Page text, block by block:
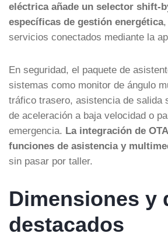
eléctrica añade un selector shift-
específicas de gestión energética,
servicios conectados mediante la
En seguridad, el paquete de
sistemas como monitor de ángulo
tráfico trasero, asistencia de salida
de aceleración a baja velocidad o
emergencia. La integración de
funciones de asistencia y
sin pasar por taller.
Dimensiones y
destacados